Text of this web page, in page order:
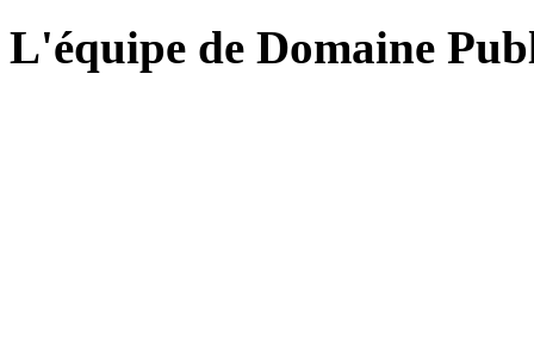
L'équipe de Domaine